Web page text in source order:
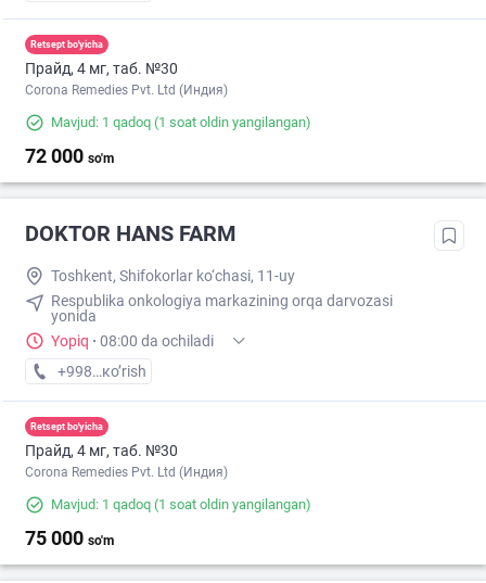
Retsept bo'yicha
Прайд, 4 мг, таб. №30
Corona Remedies Pvt. Ltd (Индия)
Mavjud: 1 qadoq (1 soat oldin yangilangan)
72 000 so'm
DOKTOR HANS FARM
Toshkent, Shifokorlar ko‘chasi, 11-uy
Respublika onkologiya markazining orqa darvozasi
yonida
Yopiq · 08:00 da ochiladi
+998 (88) XXX-XX-XX
кo’rish
Retsept bo'yicha
Прайд, 4 мг, таб. №30
Corona Remedies Pvt. Ltd (Индия)
Mavjud: 1 qadoq (1 soat oldin yangilangan)
75 000 so'm